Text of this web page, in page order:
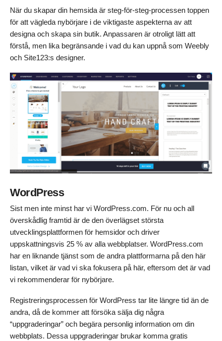
När du skapar din hemsida är steg-för-steg-processen toppen
för att vägleda nybörjare i de viktigaste aspekterna av att
designa och skapa sin butik. Anpassaren är otroligt lätt att
förstå, men lika begränsande i vad du kan uppnå som Weebly
och Site123:s designer.
WordPress
Sist men inte minst har vi WordPress.com. För nu och all
överskådlig framtid är de den överlägset största
utvecklingsplattformen för hemsidor och driver
uppskattningsvis 25 % av alla webbplatser. WordPress.com
har en liknande tjänst som de andra plattformarna på den här
listan, vilket är vad vi ska fokusera på här, eftersom det är vad
vi rekommenderar för nybörjare.
Registreringsprocessen för WordPress tar lite längre tid än de
andra, då de kommer att försöka sälja dig några
“uppgraderingar” och begära personlig information om din
webbplats. Dessa uppgraderingar brukar komma gratis